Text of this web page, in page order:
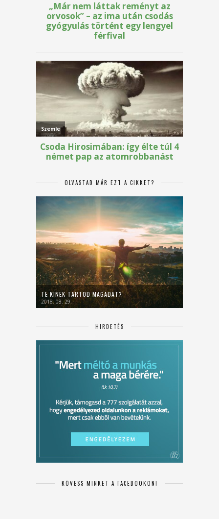
OLVASTAD MÁR EZT A CIKKET?
TE KINEK TARTOD MAGADAT?
2018. 08. 29.
HIRDETÉS
KÖVESS MINKET A FACEBOOKON!